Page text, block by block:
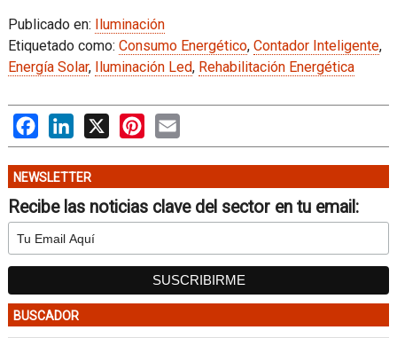
Publicado en: Iluminación
Etiquetado como: Consumo Energético, Contador Inteligente,
Energía Solar, Iluminación Led, Rehabilitación Energética
FacebookLinkedIn
X PinterestEmail
NEWSLETTER
Recibe las noticias clave del sector en tu email:
BUSCADOR